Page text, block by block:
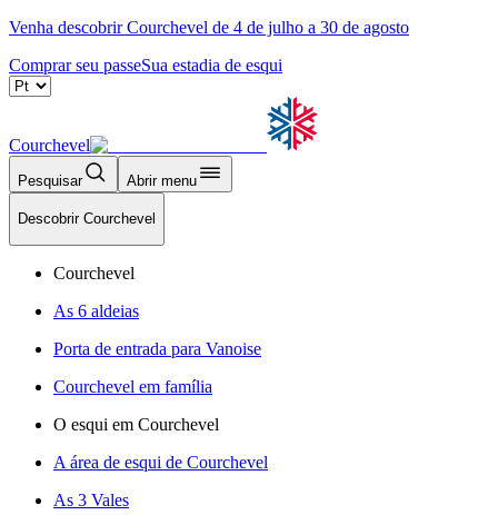
Venha descobrir Courchevel de 4 de julho a 30 de agosto
Comprar seu passeSua estadia de esqui
Courchevel
Pesquisar Abrir menu
Descobrir Courchevel
Courchevel
As 6 aldeias
Porta de entrada para Vanoise
Courchevel em família
O esqui em Courchevel
A área de esqui de Courchevel
As 3 Vales